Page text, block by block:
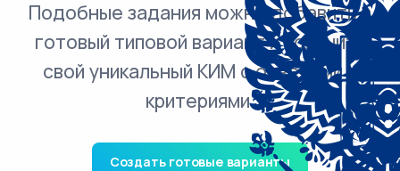
Подобные задания можно добавить в
готовый типовой вариант и получить
свой уникальный КИМ с ответами и
критериями.
Создать готовые варианты